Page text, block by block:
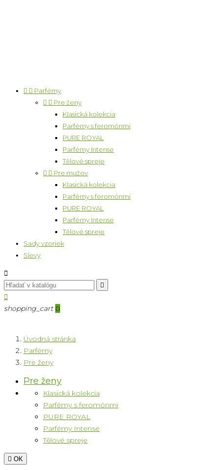
  Parfémy
  Pre ženy
Klasická kolekcia
Parfémy s feromónmi
PURE ROYAL
Parfémy Intense
Tělové spreje
  Pre mužov
Klasická kolekcia
Parfémy s feromónmi
PURE ROYAL
Parfémy Intense
Tělové spreje
Sady vzoriek
Slevy



shopping_cart 0
Úvodná stránka
Parfémy
Pre ženy
Pre ženy
Klasická kolekcia
Parfémy s feromónmi
PURE ROYAL
Parfémy Intense
Tělové spreje
 OK